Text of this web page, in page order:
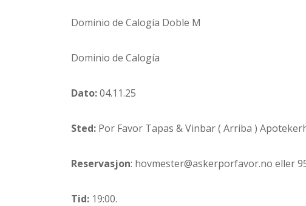
Dominio de Calogía Doble M
Dominio de Calogía
Dato:04.11.25
Sted: Por Favor Tapas & Vinbar ( Arriba )
Reservasjon: hovmester@askerporfavor.no eller
Tid: 19:00.